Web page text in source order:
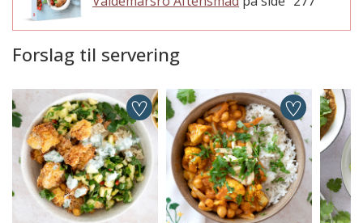
Forslag til servering